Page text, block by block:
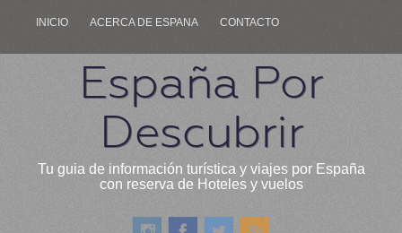
INICIO ACERCA DE ESPANA CONTACTO
España Por
Descubrir
Tu guia de información turística y viajes por España
con reserva de Hoteles y vuelos